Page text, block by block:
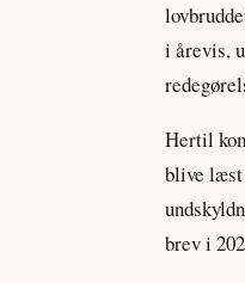
i årevis,
Hertil
blive læst
brev i